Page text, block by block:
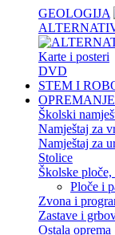
GEOLOGIJA
Karte i posteri
DVD
STEM I
Školski
Namještaj za
Namještaj za
Stolice
Školske
Ploče i
Zvona i
Zastave i
Ostala oprema